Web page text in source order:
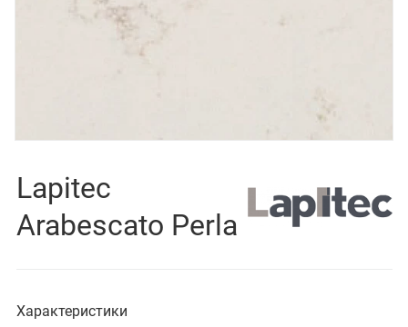
Lapitec
Arabescato Perla
Характеристики